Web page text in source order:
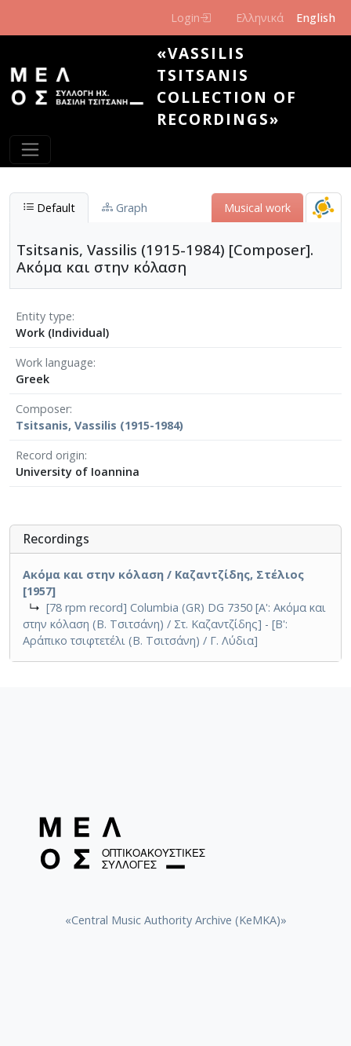
Login Ελληνικά English
«VASSILIS
TSITSANIS
COLLECTION OF
RECORDINGS»
Default Graph Musical work
Tsitsanis, Vassilis (1915-1984) [Composer].
Ακόμα και στην κόλαση
Entity type
Work (Individual)
Work language
Greek
Composer
Tsitsanis, Vassilis (1915-1984)
Record origin
University of Ioannina
Recordings
Ακόμα και στην κόλαση / Καζαντζίδης, Στέλιος
[1957]
↳ [78 rpm record] Columbia (GR) DG 7350 [Α': Ακόμα και
στην κόλαση (Β. Τσιτσάνη) / Στ. Καζαντζίδης] - [Β':
Αράπικο τσιφτετέλι (Β. Τσιτσάνη) / Γ. Λύδια]
«Central Music Authority Archive (KeMKA)»